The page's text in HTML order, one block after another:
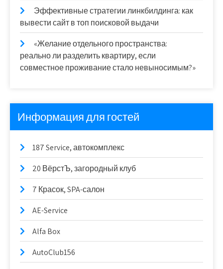
Эффективные стратегии линкбилдинга: как
вывести сайт в топ поисковой выдачи
«Желание отдельного пространства:
реально ли разделить квартиру, если
совместное проживание стало невыносимым?»
Информация для гостей
187 Service, автокомплекс
20 ВёрстЪ, загородный клуб
7 Красок, SPA-салон
AE-Service
Alfa Box
AutoClub156